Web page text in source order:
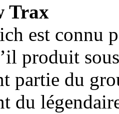
Trax
est connu
produit
partie du
du